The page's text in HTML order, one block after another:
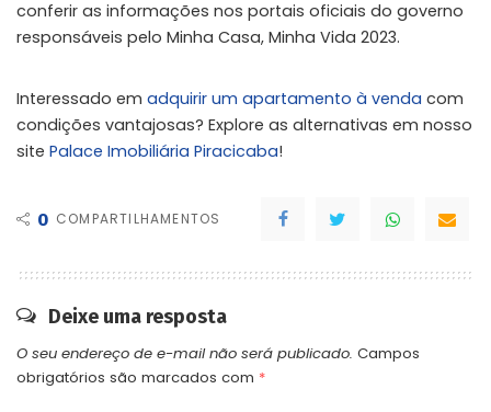
conferir as informações nos portais oficiais do governo
responsáveis pelo Minha Casa, Minha Vida 2023.
Interessado em adquirir um apartamento à venda com
condições vantajosas? Explore as alternativas em nosso
site Palace Imobiliária Piracicaba!
0 COMPARTILHAMENTOS
Deixe uma resposta
O seu endereço de e-mail não será publicado. Campos
obrigatórios são marcados com *